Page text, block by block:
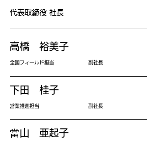
代表取締役 社長
高橋 裕美子
全国フィールド担当 副社長
下田 桂子
営業推進担当 副社長
當山 亜起子